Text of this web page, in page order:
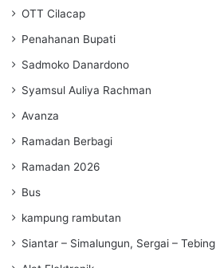
OTT Cilacap
Penahanan Bupati
Sadmoko Danardono
Syamsul Auliya Rachman
Avanza
Ramadan Berbagi
Ramadan 2026
Bus
kampung rambutan
Siantar – Simalungun, Sergai – Tebing